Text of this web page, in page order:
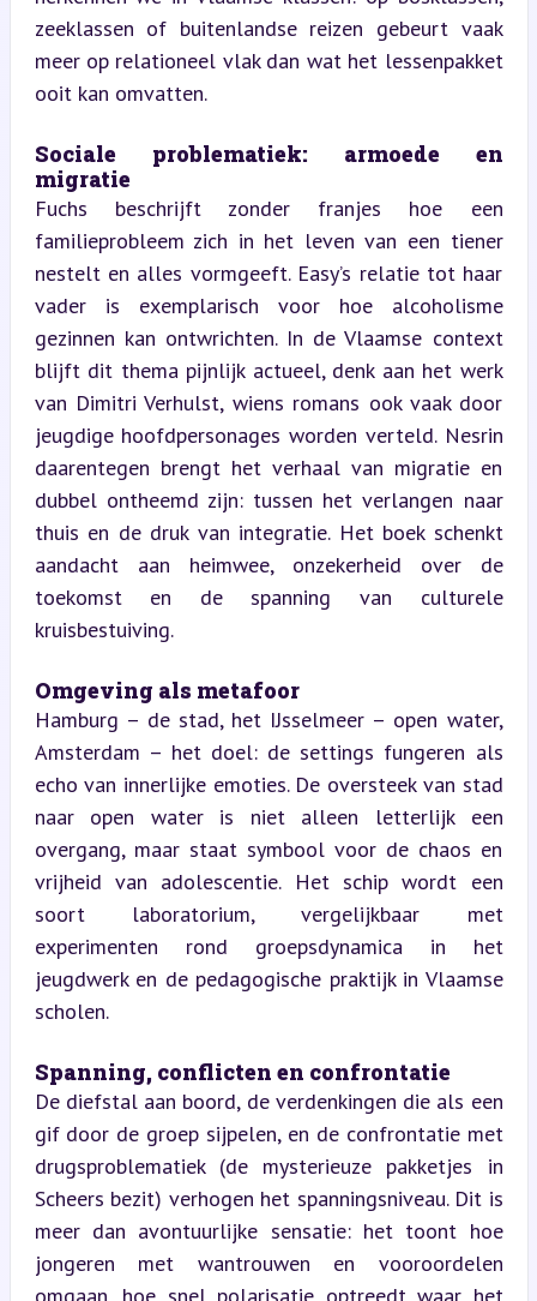
zeeklassen of buitenlandse reizen gebeurt vaak
meer op relationeel vlak dan wat het lessenpakket
ooit kan omvatten.
Sociale problematiek: armoede en
migratie
Fuchs beschrijft zonder franjes hoe een
familieprobleem zich in het leven van een tiener
nestelt en alles vormgeeft. Easy’s relatie tot haar
vader is exemplarisch voor hoe alcoholisme
gezinnen kan ontwrichten. In de Vlaamse context
blijft dit thema pijnlijk actueel, denk aan het werk
van Dimitri Verhulst, wiens romans ook vaak door
jeugdige hoofdpersonages worden verteld. Nesrin
daarentegen brengt het verhaal van migratie en
dubbel ontheemd zijn: tussen het verlangen naar
thuis en de druk van integratie. Het boek schenkt
aandacht aan heimwee, onzekerheid over de
toekomst en de spanning van culturele
kruisbestuiving.
Omgeving als metafoor
Hamburg – de stad, het IJsselmeer – open water,
Amsterdam – het doel: de settings fungeren als
echo van innerlijke emoties. De oversteek van stad
naar open water is niet alleen letterlijk een
overgang, maar staat symbool voor de chaos en
vrijheid van adolescentie. Het schip wordt een
soort laboratorium, vergelijkbaar met
experimenten rond groepsdynamica in het
jeugdwerk en de pedagogische praktijk in Vlaamse
scholen.
Spanning, conflicten en confrontatie
De diefstal aan boord, de verdenkingen die als een
gif door de groep sijpelen, en de confrontatie met
drugsproblematiek (de mysterieuze pakketjes in
Scheers bezit) verhogen het spanningsniveau. Dit is
meer dan avontuurlijke sensatie: het toont hoe
jongeren met wantrouwen en vooroordelen